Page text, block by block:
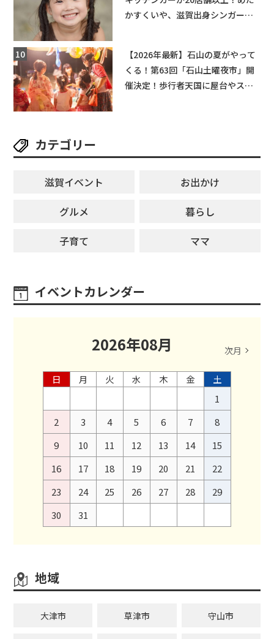
かすくいや、滋賀出身シンガーソ
【2026年最新】石山の夏がやって
くる！第63回「石山土曜夜市」開
催決定！歩行者天国に屋台やステ
カテゴリー
滋賀イベント
お出かけ
グルメ
暮らし
子育て
ママ
イベントカレンダー
2026年08月 次月
日 月 火 水 木 金
土
1
2
3 4 5 6 7
8
9
10 11 12 13 14
15
16
17 18 19 20 21
22
23
24 25 26 27 28
29
30
31
地域
大津市 草津市 守山市